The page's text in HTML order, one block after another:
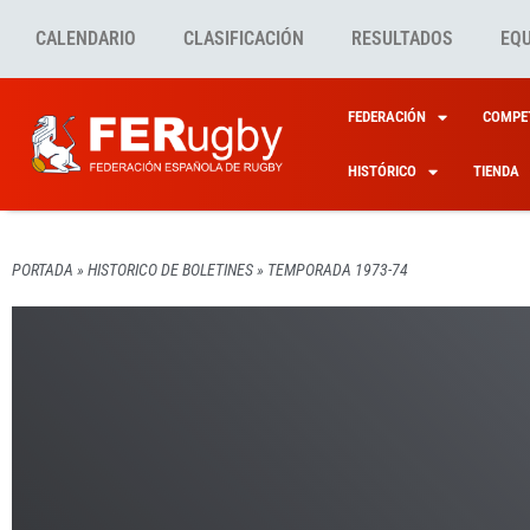
CALENDARIO CLASIFICACIÓN RESULTADOS
FEDERACIÓN
HISTÓRICO TIENDA
PORTADA » HISTORICO DE BOLETINES» TEMPORADA 1973-74